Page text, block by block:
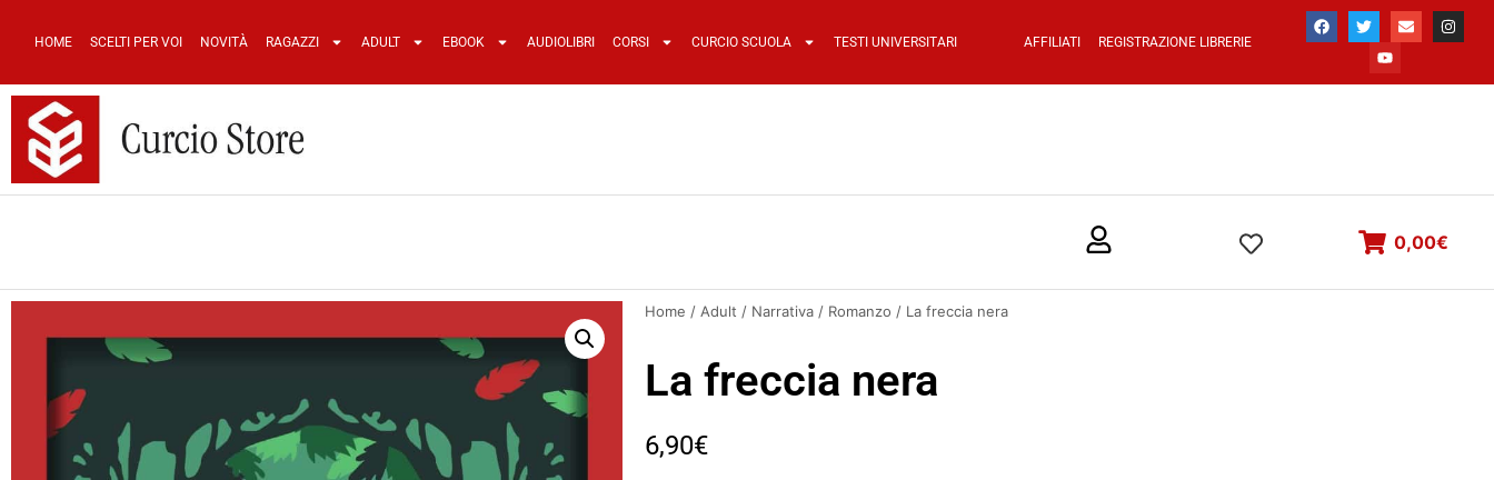
HOME SCELTI PER VOI NOVITÀ RAGAZZI ADULT EBOOK AUDIOLIBRI CORSI CURCIO SCUOLA TESTI UNIVERSITARI AFFILIATI REGISTRAZIONE LIBRERIE
0,00€
Home / Adult / Narrativa / Romanzo / La freccia nera
La freccia nera
6,90€